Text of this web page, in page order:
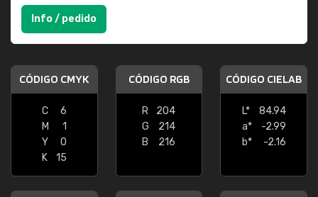
Info / pedido
CÓDIGO CMYK
C
6
M
1
Y
0
K
15
CÓDIGO RGB
R
204
G
214
B
216
CÓDIGO CIELAB
L*
84.94
a*
-2.99
b*
-2.16